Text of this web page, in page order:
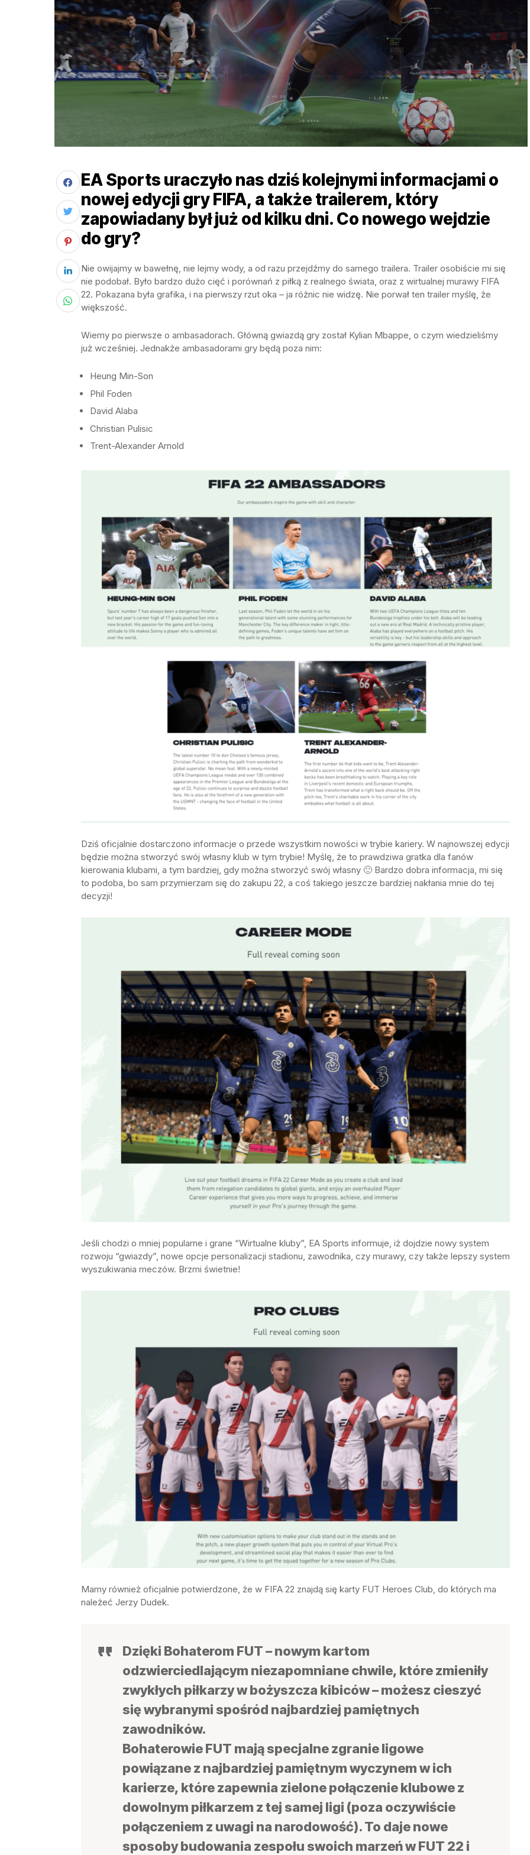
EA Sports uraczyło nas dziś kolejnymi informacjami o
nowej edycji gry FIFA, a także trailerem, który
zapowiadany był już od kilku dni. Co nowego wejdzie
do gry?
Nie owijajmy w bawełnę, nie lejmy wody, a od razu przejdźmy do samego trailera. Trailer osobiście mi się
nie podobał. Było bardzo dużo cięć i porównań z piłką z realnego świata, oraz z wirtualnej murawy FIFA
22. Pokazana była grafika, i na pierwszy rzut oka – ja różnic nie widzę. Nie porwał ten trailer myślę, że
większość.
Wiemy po pierwsze o ambasadorach. Główną gwiazdą gry został Kylian Mbappe, o czym wiedzieliśmy
już wcześniej. Jednakże ambasadorami gry będą poza nim:
Heung Min-Son
Phil Foden
David Alaba
Christian Pulisic
Trent-Alexander Arnold
Dziś oficjalnie dostarczono informacje o przede wszystkim nowości w trybie kariery. W najnowszej edycji
będzie można stworzyć swój własny klub w tym trybie! Myślę, że to prawdziwa gratka dla fanów
kierowania klubami, a tym bardziej, gdy można stworzyć swój własny 🙂 Bardzo dobra informacja, mi się
to podoba, bo sam przymierzam się do zakupu 22, a coś takiego jeszcze bardziej nakłania mnie do tej
decyzji!
Jeśli chodzi o mniej popularne i grane “Wirtualne kluby”, EA Sports informuje, iż dojdzie nowy system
rozwoju “gwiazdy”, nowe opcje personalizacji stadionu, zawodnika, czy murawy, czy także lepszy system
wyszukiwania meczów. Brzmi świetnie!
Mamy również oficjalnie potwierdzone, że w FIFA 22 znajdą się karty FUT Heroes Club, do których ma
należeć Jerzy Dudek.
Dzięki Bohaterom FUT – nowym kartom
odzwierciedlającym niezapomniane chwile, które zmieniły
zwykłych piłkarzy w bożyszcza kibiców – możesz cieszyć
się wybranymi spośród najbardziej pamiętnych
zawodników.
Bohaterowie FUT mają specjalne zgranie ligowe
powiązane z najbardziej pamiętnym wyczynem w ich
karierze, które zapewnia zielone połączenie klubowe z
dowolnym piłkarzem z tej samej ligi (poza oczywiście
połączeniem z uwagi na narodowość). To daje nowe
sposoby budowania zespołu swoich marzeń w FUT 22 i